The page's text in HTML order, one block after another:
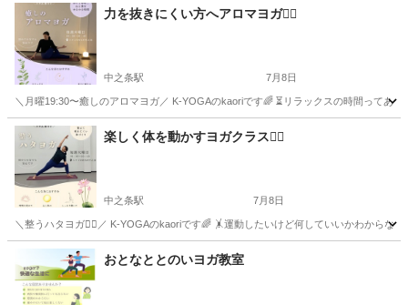
群馬 吾妻郡 群馬原町駅 ヨガ デジタルデトックス
力を抜きにくい方へアロマヨガ🧘‍♀️
中之条駅 7月8日
＼月曜19:30〜癒しのアロマヨガ／ K-YOGAのkaoriです🌈 ⏳リラックスの時間って
群馬 吾妻郡 中之条駅 スポーツ アロマヨガ
楽しく体を動かすヨガクラス🧘‍♀️
中之条駅 7月8日
＼整うハタヨガ🧘‍♀️／ K-YOGAのkaoriです🌈 🤸運動したいけど何していいかわからな
吾妻郡 中之条駅 ハタヨガ
おとなととのいヨガ教室